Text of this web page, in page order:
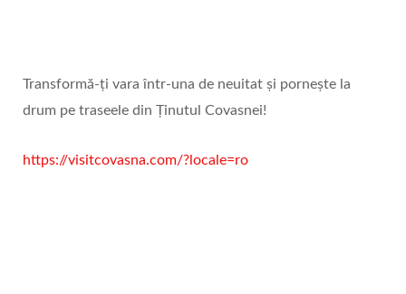
Transformă-ți vara într-una de neuitat și pornește la
drum pe traseele din Ținutul Covasnei!
https://visitcovasna.com/?locale=ro